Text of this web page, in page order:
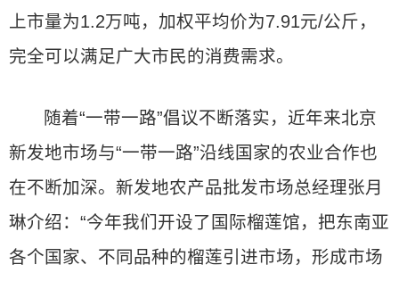
上市量为1.2万吨，加权平均价为7.91元/公斤，
完全可以满足广大市民的消费需求。
随着“一带一路”倡议不断落实，近年来北京
新发地市场与“一带一路”沿线国家的农业合作也
在不断加深。新发地农产品批发市场总经理张月
琳介绍：“今年我们开设了国际榴莲馆，把东南亚
各个国家、不同品种的榴莲引进市场，形成市场